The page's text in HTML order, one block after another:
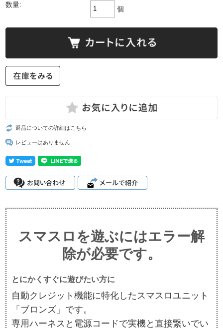
数量:
個
返品についての詳細はこちら
レビューはありません
スマスロを遊ぶにはエラー解
除が必要です。
とにかくすぐに遊びたい方に
自動クレジット機能に特化したスマスロユニット
「ブロンズ」です。
専用ハーネスと電源コードで実機と直接繋いでい